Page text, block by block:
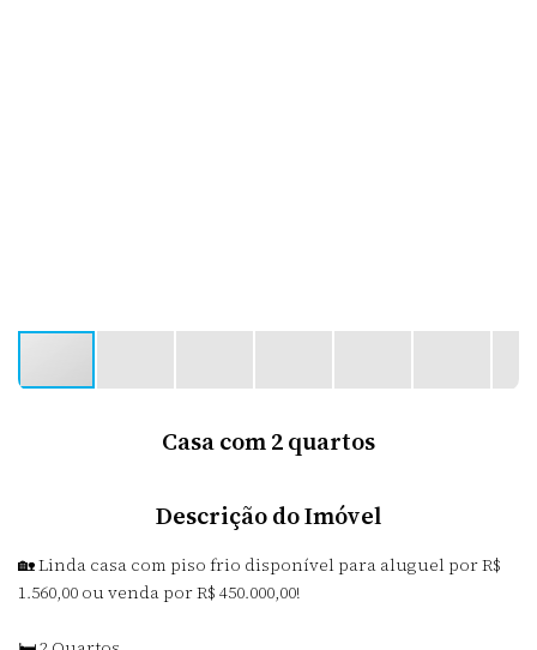
Casa com 2 quartos
Descrição do Imóvel
🏡 Linda casa com piso frio disponível para aluguel por R$
1.560,00 ou venda por R$ 450.000,00!